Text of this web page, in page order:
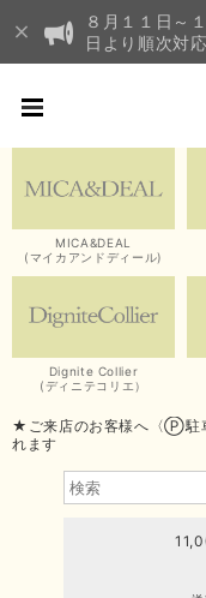
８月１１日～
日より順次対
MICA&DEAL
(マイカアンドディール)
Dignite Collier
(ディニテコリエ）
★ご来店のお客様へ〈Ⓟ駐
れます